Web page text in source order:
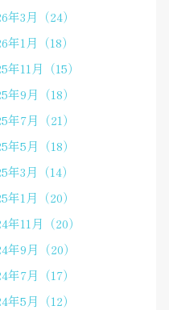
年3月（24）
年1月（18）
年11月（15）
年9月（18）
年7月（21）
年5月（18）
年3月（14）
年1月（20）
年11月（20）
年9月（20）
年7月（17）
年5月（12）